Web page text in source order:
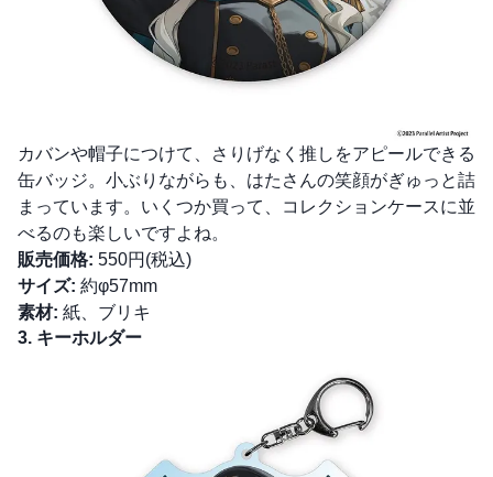
カバンや帽子につけて、さりげなく推しをアピールできる
缶バッジ。小ぶりながらも、はたさんの笑顔がぎゅっと詰
まっています。いくつか買って、コレクションケースに並
べるのも楽しいですよね。
販売価格: 550円(税込)
サイズ: 約φ57mm
素材: 紙、ブリキ
3. キーホルダー